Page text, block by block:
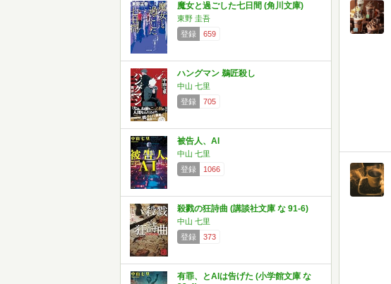
魔女と過ごした七日間 (角川文庫)
東野 圭吾
登録
659
ハングマン 鵜匠殺し
中山 七里
登録
705
被告人、AI
中山 七里
登録
1066
殺戮の狂詩曲 (講談社文庫 な 91-6)
中山 七里
登録
373
有罪、とAIは告げた (小学館文庫 な